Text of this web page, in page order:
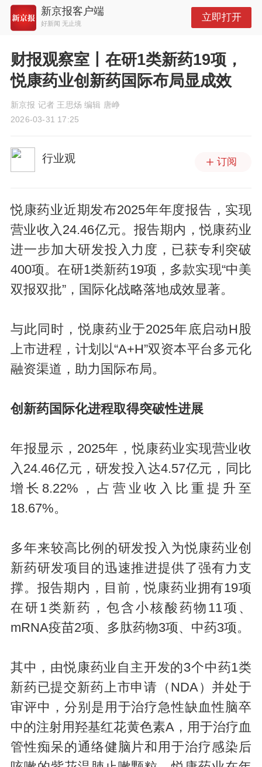
新京报客户端
好新闻 无止境
立即打开
财报观察室丨在研1类新药19项，
悦康药业创新药国际布局显成效
新京报 记者 王思炀 编辑 唐峥
2026-03-31 17:25
行业观 订阅
悦康药业近期发布2025年年度报告，实现
营业收入24.46亿元。报告期内，悦康药业
进一步加大研发投入力度，已获专利突破
400项。在研1类新药19项，多款实现“中美
双报双批”，国际化战略落地成效显著。
与此同时，悦康药业于2025年底启动H股
上市进程，计划以“A+H”双资本平台多元化
融资渠道，助力国际布局。
创新药国际化进程取得突破性进展
年报显示，2025年，悦康药业实现营业收
入24.46亿元，研发投入达4.57亿元，同比
增长8.22%，占营业收入比重提升至
18.67%。
多年来较高比例的研发投入为悦康药业创
新药研发项目的迅速推进提供了强有力支
撑。报告期内，目前，悦康药业拥有19项
在研1类新药，包含小核酸药物11项、
mRNA疫苗2项、多肽药物3项、中药3项。
其中，由悦康药业自主开发的3个中药1类
新药已提交新药上市申请（NDA）并处于
审评中，分别是用于治疗急性缺血性脑卒
中的注射用羟基红花黄色素A，用于治疗血
管性痴呆的通络健脑片和用于治疗感染后